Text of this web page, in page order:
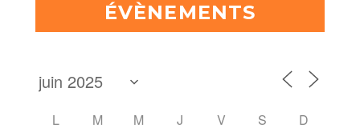
ÉVÈNEMENTS
L M M J V S
D